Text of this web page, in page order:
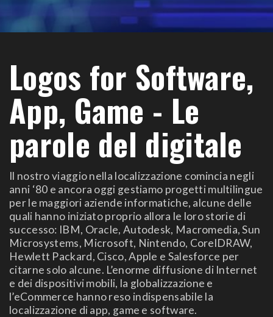
Logos for Software,
App, Game - Le
parole del digitale
Il nostro viaggio nella localizzazione comincia negli
anni ‘80 e ancora oggi gestiamo progetti multilingue
per le maggiori aziende informatiche, alcune delle
quali hanno iniziato proprio allora le loro storie di
successo: IBM, Oracle, Autodesk, Macromedia, Sun
Microsystems, Microsoft, Nintendo, CorelDRAW,
Hewlett Packard, Cisco, Apple e Salesforce per
citarne solo alcune. L’enorme diffusione di Internet
e dei dispositivi mobili, la globalizzazione e
l’eCommerce hanno reso indispensabile la
localizzazione di app, game e software.